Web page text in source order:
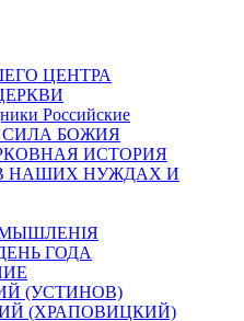
ЦЕНТРА
Российские
БОЖИЯ
ИСТОРИЯ
НАШИХ НУЖДАХ И
ГОДА
(УСТИНОВ)
(ХРАПОВИЦКИЙ)